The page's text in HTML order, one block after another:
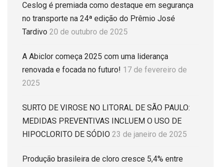
Ceslog é premiada como destaque em segurança
no transporte na 24ª edição do Prêmio José
Tardivo 20 de outubro de 2025
A Abiclor começa 2025 com uma liderança
renovada e focada no futuro! 17 de fevereiro de
2025
SURTO DE VIROSE NO LITORAL DE SÃO PAULO:
MEDIDAS PREVENTIVAS INCLUEM O USO DE
HIPOCLORITO DE SÓDIO 23 de janeiro de 2025
Produção brasileira de cloro cresce 5,4% entre